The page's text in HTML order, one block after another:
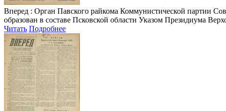
Вперед : Орган Павского райкома Коммунистической партии
образован в составе Псковской области Указом Президиума
Читать Подробнее